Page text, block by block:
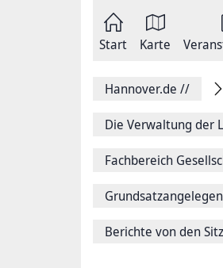
Start Karte
Hannover.de //
Die Verwaltung der
Fachbereich
Berichte von den